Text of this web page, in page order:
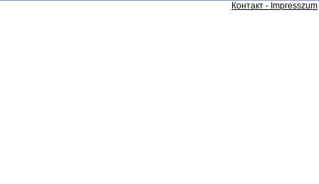
Контакт - Impresszum